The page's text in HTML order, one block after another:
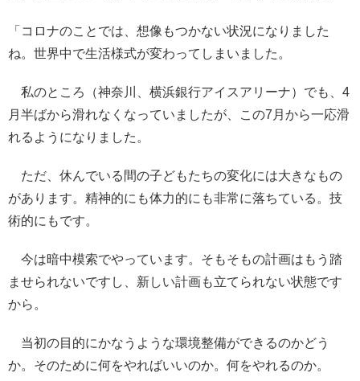
「コロナのことでは、想像もつかない状況になりました
ね。世界中で生活様式が変わってしまいました。
私のところ（神奈川、横浜銀行アイスアリーナ）でも、4
月半ばから滑れなくなっていましたが、この7月から一応滑
れるようになりました。
ただ、休んでいる間の子どもたちの変化には大きなもの
があります。精神的にも体力的にも非常に落ちている。技
術的にもです。
今は暗中模索でやっています。そもそもの計画はもう踏
ませられないですし、新しい計画も立てられない状態です
から。
当初の目的にかなうような環境整備ができるのかどう
か。そのために何をやればいいのか。何をやれるのか。